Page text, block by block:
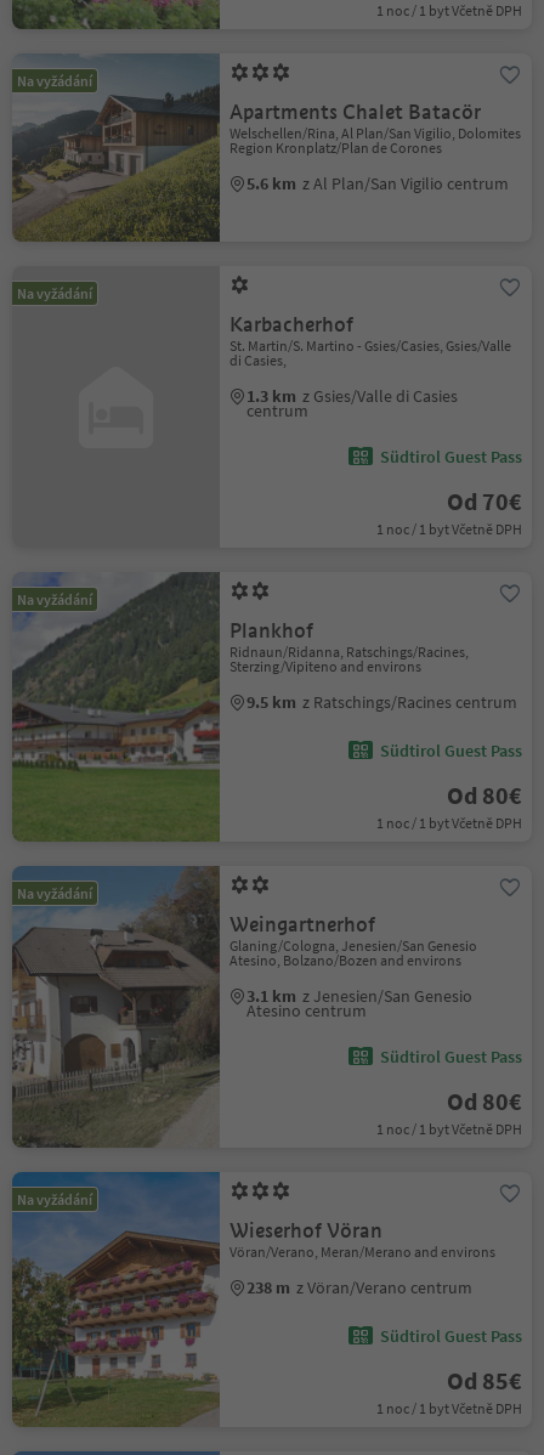
1 noc / 1 byt Včetně DPH
Na vyžádání
Apartments Chalet Batacör
Welschellen/Rina, Al Plan/San Vigilio, Dolomites
Region Kronplatz/Plan de Corones
5.6 km z Al Plan/San Vigilio centrum
Na vyžádání
Karbacherhof
St. Martin/S. Martino - Gsies/Casies, Gsies/Valle
di Casies,
1.3 km z Gsies/Valle di Casies
centrum
Südtirol Guest Pass
Od 70€
1 noc / 1 byt Včetně DPH
Na vyžádání
Plankhof
Ridnaun/Ridanna, Ratschings/Racines,
Sterzing/Vipiteno and environs
9.5 km z Ratschings/Racines centrum
Südtirol Guest Pass
Od 80€
1 noc / 1 byt Včetně DPH
Na vyžádání
Weingartnerhof
Glaning/Cologna, Jenesien/San Genesio
Atesino, Bolzano/Bozen and environs
3.1 km z Jenesien/San Genesio
Atesino centrum
Südtirol Guest Pass
Od 80€
1 noc / 1 byt Včetně DPH
Na vyžádání
Wieserhof Vöran
Vöran/Verano, Meran/Merano and environs
238 m z Vöran/Verano centrum
Südtirol Guest Pass
Od 85€
1 noc / 1 byt Včetně DPH